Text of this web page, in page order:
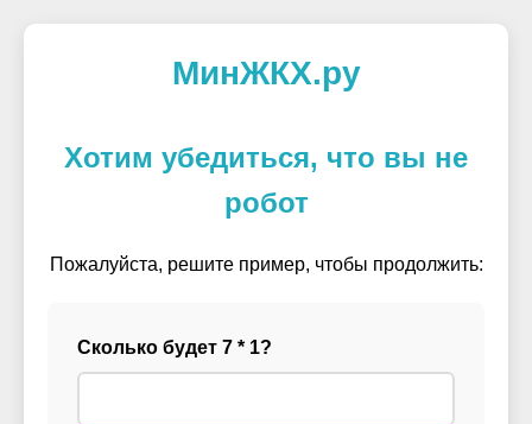
МинЖКХ.ру
Хотим убедиться, что вы не
робот
Пожалуйста, решите пример, чтобы продолжить:
Сколько будет 7 * 1?